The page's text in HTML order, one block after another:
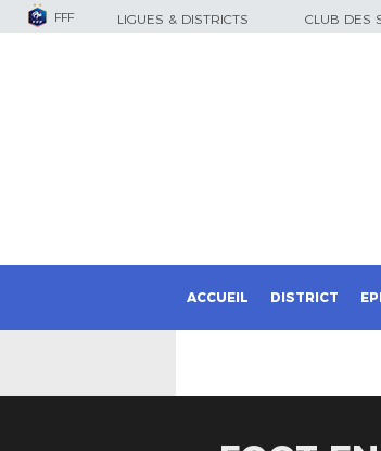
FFF LIGUES & DISTRICTS CLUB DES
ACCUEIL DISTRICT